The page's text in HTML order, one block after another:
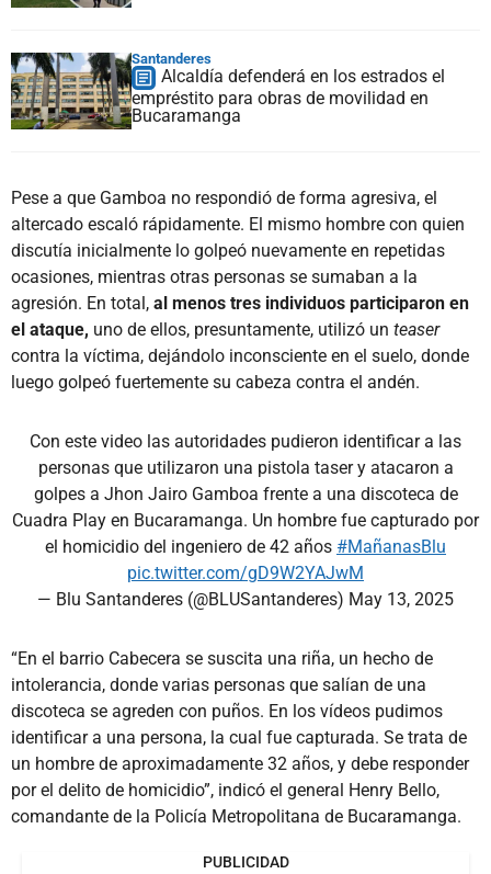
Santanderes
Alcaldía defenderá en los estrados el
empréstito para obras de movilidad en
Bucaramanga
Pese a que Gamboa no respondió de forma agresiva, el
altercado escaló rápidamente. El mismo hombre con quien
discutía inicialmente lo golpeó nuevamente en repetidas
ocasiones, mientras otras personas se sumaban a la
agresión. En total, al menos tres individuos participaron en
el ataque, uno de ellos, presuntamente, utilizó un teaser
contra la víctima, dejándolo inconsciente en el suelo, donde
luego golpeó fuertemente su cabeza contra el andén.
Con este video las autoridades pudieron identificar a las
personas que utilizaron una pistola taser y atacaron a
golpes a Jhon Jairo Gamboa frente a una discoteca de
Cuadra Play en Bucaramanga. Un hombre fue capturado por
el homicidio del ingeniero de 42 años #MañanasBlu
pic.twitter.com/gD9W2YAJwM
— Blu Santanderes (@BLUSantanderes) May 13, 2025
“En el barrio Cabecera se suscita una riña, un hecho de
intolerancia, donde varias personas que salían de una
discoteca se agreden con puños. En los vídeos pudimos
identificar a una persona, la cual fue capturada. Se trata de
un hombre de aproximadamente 32 años, y debe responder
por el delito de homicidio”, indicó el general Henry Bello,
comandante de la Policía Metropolitana de Bucaramanga.
PUBLICIDAD